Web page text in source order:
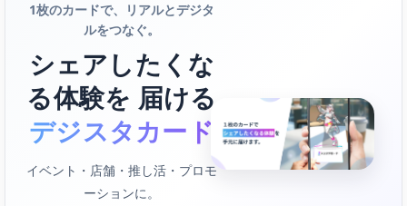
1枚のカードで、リアルとデジタ
ルをつなぐ。
シェアしたくな
る体験を 届ける
デジスタカード
イベント・店舗・推し活・プロモ
ーションに。